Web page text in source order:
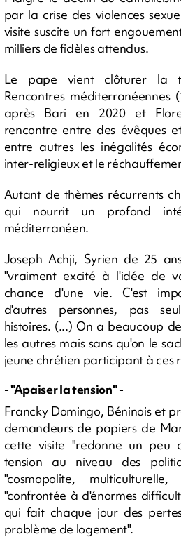
par la crise des violences
visite suscite un fort
milliers de fidèles attendus.
Le pape vient clôturer la
Rencontres méditerranéennes
après Bari en 2020 et
rencontre entre des évêques
entre autres les inégalités
inter-religieux et le
Autant de thèmes récurrents
qui nourrit un profond
méditerranéen.
Joseph Achji, Syrien de 25
"vraiment excité à l'idée de
chance d'une vie. C'est
d'autres personnes, pas
histoires. (...) On a beaucoup
les autres mais sans qu'on le
jeune chrétien participant à ces
- "Apaiser la tension" -
Francky Domingo, Béninois et
demandeurs de papiers de
cette visite "redonne un peu
tension au niveau des
"cosmopolite,
"confrontée à d'énormes
qui fait chaque jour des
problème de logement".